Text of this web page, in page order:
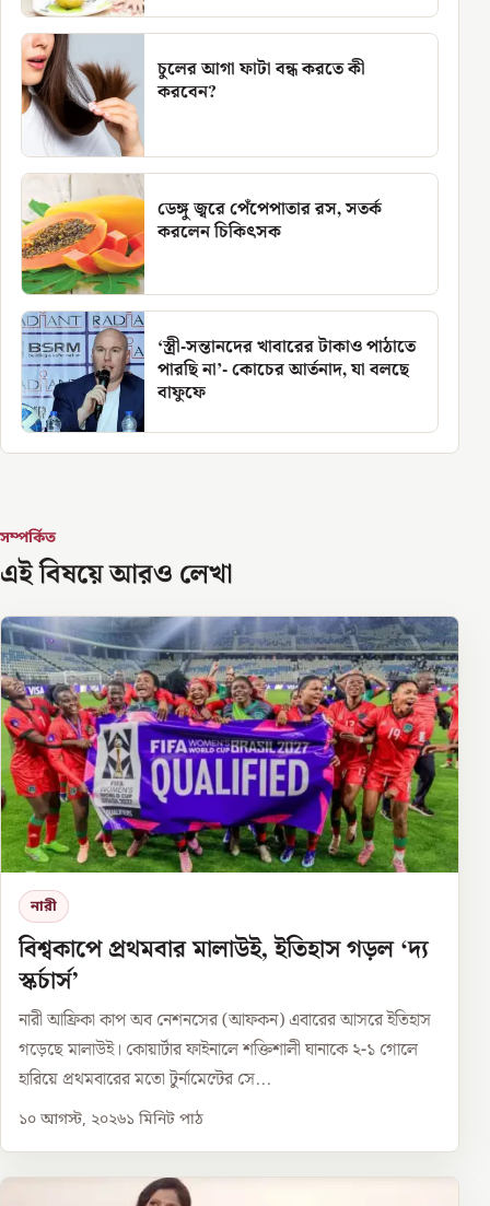
চুলের আগা ফাটা বন্ধ করতে কী
করবেন?
ডেঙ্গু জ্বরে পেঁপেপাতার রস, সতর্ক
করলেন চিকিৎসক
‘স্ত্রী-সন্তানদের খাবারের টাকাও পাঠাতে
পারছি না’- কোচের আর্তনাদ, যা বলছে
বাফুফে
সম্পর্কিত
এই বিষয়ে আরও লেখা
নারী
বিশ্বকাপে প্রথমবার মালাউই, ইতিহাস গড়ল ‘দ্য
স্কর্চার্স’
নারী আফ্রিকা কাপ অব নেশনসের (আফকন) এবারের আসরে ইতিহাস
গড়েছে মালাউই। কোয়ার্টার ফাইনালে শক্তিশালী ঘানাকে ২-১ গোলে
হারিয়ে প্রথমবারের মতো টুর্নামেন্টের সে...
১০ আগস্ট, ২০২৬১ মিনিট পাঠ